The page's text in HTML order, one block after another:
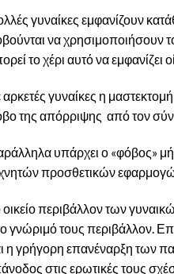
γυναίκες εμφανίζουν
να χρησιμοποιήσουν
το χέρι αυτό να εμφανίζει
αρκετές γυναίκες η
της απόρριψης από τον
υπάρχει ο «φόβος»
προσθετικών
οικείο περιβάλλον των
γνώριμό τους περιβάλλον.
η γρήγορη επανέναρξη των
στις ερωτικές τους